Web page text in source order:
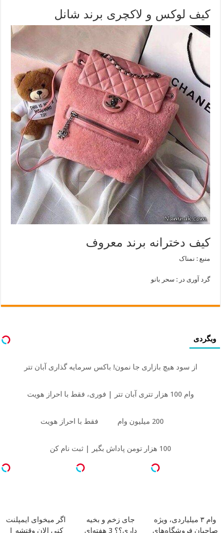
کیف لوکس و لاکچری برند شانل
کیف دخترانه برند معروف
منبع : نمناک
گرد آوری در : سحر بانو
وبگردی
از سود هیچ بازاری جا نمون! باکس سرمایه گذاری آبان تتر
وام 100 هزار تتری آبان تتر | فوری، فقط با احراز هویت
200 میلیون وام فقط با احراز هویت
100 هزار تومن پاداش بگیر | ثبت نام کن
وام ۳ میلیاردی، ویژه
صاحبان فروشگاه‌های
جای زخم و بخیه
داری؟؟ 3 هفته‌ای
اگر میخوای ایمپلنت
کنی الان وقتشه |